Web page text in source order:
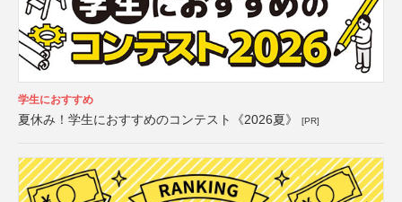
学生におすすめ
夏休み！学生におすすめのコンテスト《2026夏》 [PR]